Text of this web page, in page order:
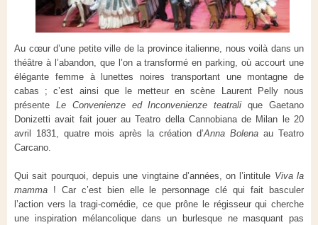
Au cœur d’une petite ville de la province italienne, nous voilà dans un
théâtre à l’abandon, que l’on a transformé en parking, où accourt une
élégante femme à lunettes noires transportant une montagne de
cabas ; c’est ainsi que le metteur en scène Laurent Pelly nous
présente Le Convenienze ed Inconvenienze teatralique Gaetano
Donizetti avait fait jouer au Teatro della Cannobiana de Milan le 20
avril 1831, quatre mois après la création d’Anna Bolena au Teatro
Carcano.
Qui sait pourquoi, depuis une vingtaine d’années, on l’intitule Viva la
mamma ! Car c’est bien elle le personnage clé qui fait basculer
l’action vers la tragi-comédie, ce que prône le régisseur qui cherche
une inspiration mélancolique dans un burlesque ne masquant pas